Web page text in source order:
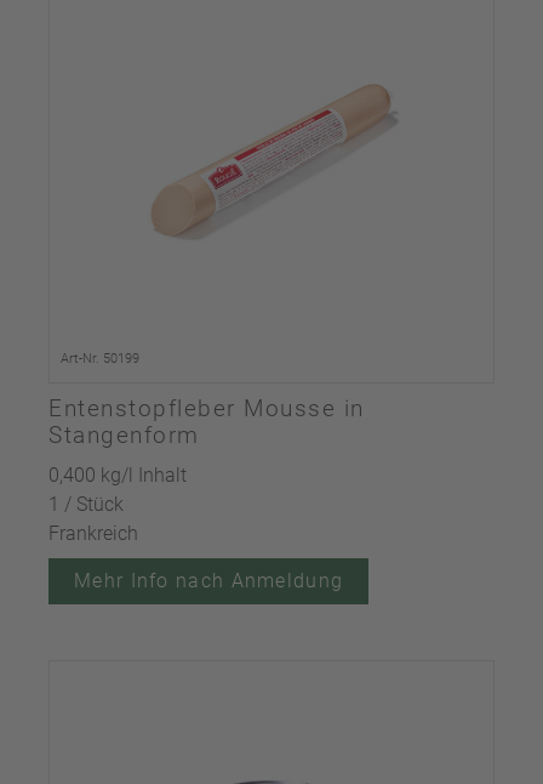
Art-Nr. 50199
Entenstopfleber Mousse in
Stangenform
0,400 kg/l Inhalt
1 / Stück
Frankreich
Mehr Info nach Anmeldung